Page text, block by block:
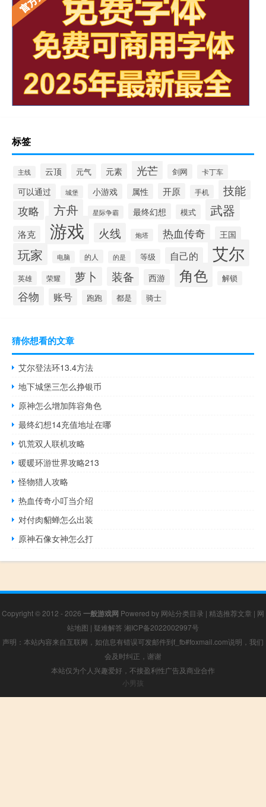
标签
主线 云顶 元气 元素 光芒 剑网 卡丁车
可以通过 城堡 小游戏 属性 开原 手机 技能
攻略 方舟 星际争霸 最终幻想 模式 武器
洛克 游戏 火线 炮塔 热血传奇 王国
玩家 电脑 的人 的是 等级 自己的 艾尔
英雄 荣耀 萝卜 装备 西游 角色 解锁
谷物 账号 跑跑 都是 骑士
猜你想看的文章
艾尔登法环13.4方法
地下城堡三怎么挣银币
原神怎么增加阵容角色
最终幻想14充值地址在哪
饥荒双人联机攻略
暖暖环游世界攻略213
怪物猎人攻略
热血传奇小叮当介绍
对付肉貂蝉怎么出装
原神石像女神怎么打
Copyright © 2012 - 2026 一般游戏网 Powered by 网站分类目录 | 精选推荐文章 | 网
站地图 | 疑难解答 湘ICP备2022002997号
声明：本站内容来自互联网，如信息有错误可发邮件到f_fb#foxmail.com说明，我们
会及时纠正，谢谢
本站仅为个人兴趣爱好，不接盈利性广告及商业合作
小男孩